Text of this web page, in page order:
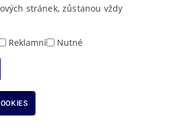
• Vytvořeno vMacron Software
Prohlášení o přístupnosti
stránek, zůstanou vždy
Reklamní Nutné
VŠECHNY COOKIES